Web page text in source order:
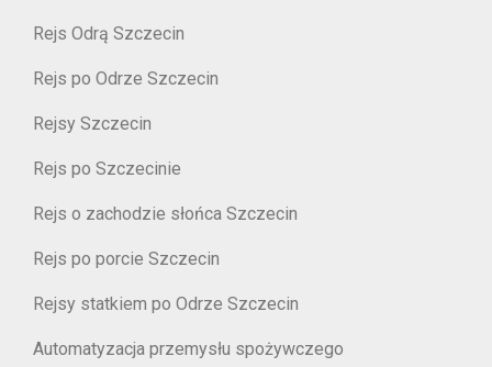
Rejs Odrą Szczecin
Rejs po Odrze Szczecin
Rejsy Szczecin
Rejs po Szczecinie
Rejs o zachodzie słońca Szczecin
Rejs po porcie Szczecin
Rejsy statkiem po Odrze Szczecin
Automatyzacja przemysłu spożywczego